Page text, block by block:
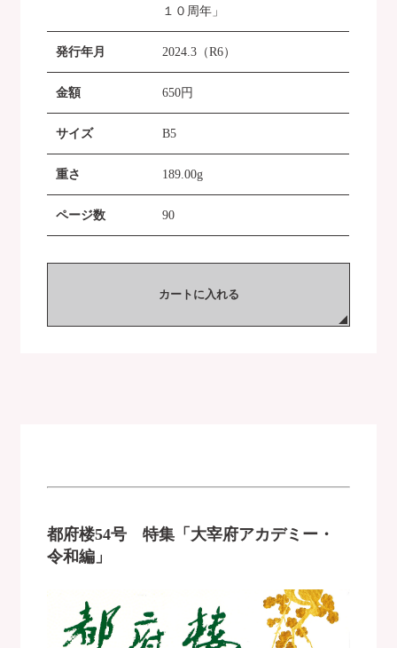
１０周年」
発行年月 2024.3（R6）
金額 650円
サイズ B5
重さ 189.00g
ページ数 90
カートに入れる
都府楼54号 特集「大宰府アカデミー・
令和編」